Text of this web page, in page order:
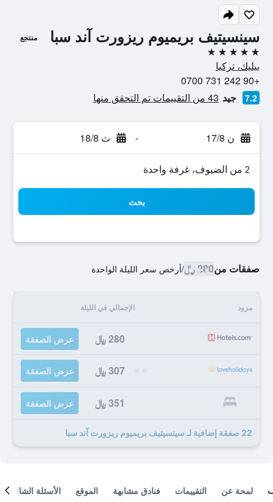
سينسيتيف بريميوم ريزورت آند سبا منتجع
5 نجوم
بيليك، تركيا
+90 242 731 0700
7.2 جيد 43 من التقييمات تم التحقق منها
ن 17/8 - ث 18/8
2 من الضيوف، غرفة واحدة
بحث
صفقات من280 ﷼ /أرخص سعر الليلة الواحدة
مزود الإجمالي في الليلة
280 ﷼ عرض الصفقة
307 ﷼ عرض الصفقة
351 ﷼ عرض الصفقة
22 صفقة إضافية لـ سينسيتيف بريميوم ريزورت آند سبا
لمحة عن التقييمات فنادق مشابهة الموقع الأسئلة الشائعة